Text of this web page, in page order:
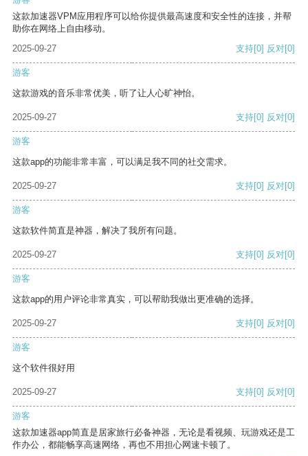
这款加速器VPM应用程序可以给你提供最高速度和安全性的连接，并帮
助你在网络上自由移动。
2025-09-27
支持[0] 反对[0]
游客
这款游戏的音乐非常优美，听了让人心旷神怡。
2025-09-27 支持[0] 反对[0]
游客
这款app的功能非常丰富，可以满足我不同的社交需求。
2025-09-27 支持[0] 反对[0]
游客
这款软件简直是神器，解决了我所有问题。
2025-09-27 支持[0] 反对[0]
游客
这款app的用户评论非常真实，可以帮助我做出更准确的选择。
2025-09-27 支持[0] 反对[0]
游客
这个软件很好用
2025-09-27 支持[0] 反对[0]
游客
这款加速器app简直是居家旅行必备神器，无论是看视频、玩游戏还是工
作办公，都能畅享高速网络，再也不用担心网速卡顿了。